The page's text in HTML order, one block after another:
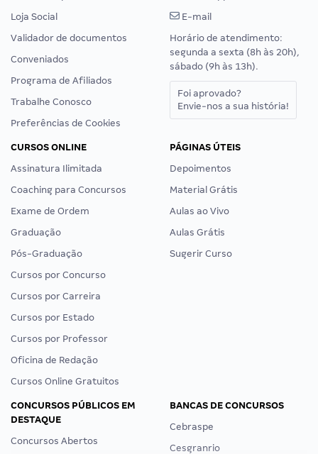
Loja Social
Validador de documentos
Conveniados
Programa de Afiliados
Trabalhe Conosco
Preferências de Cookies
E-mail
Horário de atendimento:
segunda a sexta (8h às 20h),
sábado (9h às 13h).
Foi aprovado?
Envie-nos a sua história!
CURSOS ONLINE
Assinatura Ilimitada
Coaching para Concursos
Exame de Ordem
Graduação
Pós-Graduação
Cursos por Concurso
Cursos por Carreira
Cursos por Estado
Cursos por Professor
Oficina de Redação
Cursos Online Gratuitos
PÁGINAS ÚTEIS
Depoimentos
Material Grátis
Aulas ao Vivo
Aulas Grátis
Sugerir Curso
CONCURSOS PÚBLICOS EM
DESTAQUE
Concursos Abertos
BANCAS DE CONCURSOS
Cebraspe
Cesgranrio